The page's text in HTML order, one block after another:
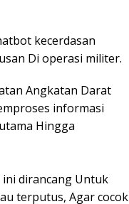
kecerdasan
Di operasi militer.
Angkatan Darat
informasi
Hingga
dirancang Untuk
terputus, Agar cocok